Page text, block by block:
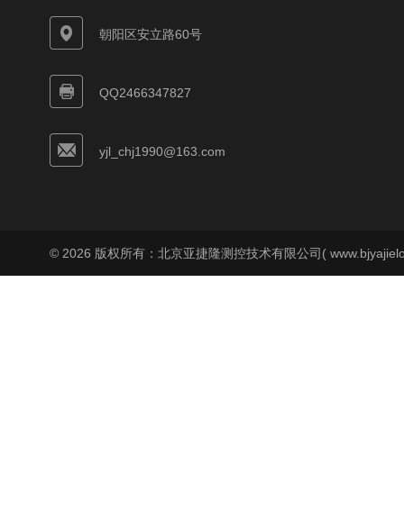
朝阳区安立路60号
QQ2466347827
yjl_chj1990@163.com
© 2026 版权所有：北京亚捷隆测控技术有限公司(